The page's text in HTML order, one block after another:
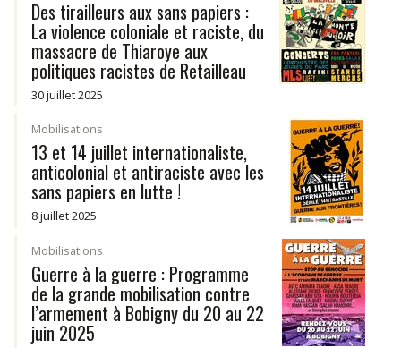
Des tirailleurs aux sans papiers :
La violence coloniale et raciste, du
massacre de Thiaroye aux
politiques racistes de Retailleau
30 juillet 2025
Mobilisations
13 et 14 juillet internationaliste,
anticolonial et antiraciste avec les
sans papiers en lutte !
8 juillet 2025
Mobilisations
Guerre à la guerre : Programme
de la grande mobilisation contre
l’armement à Bobigny du 20 au 22
juin 2025